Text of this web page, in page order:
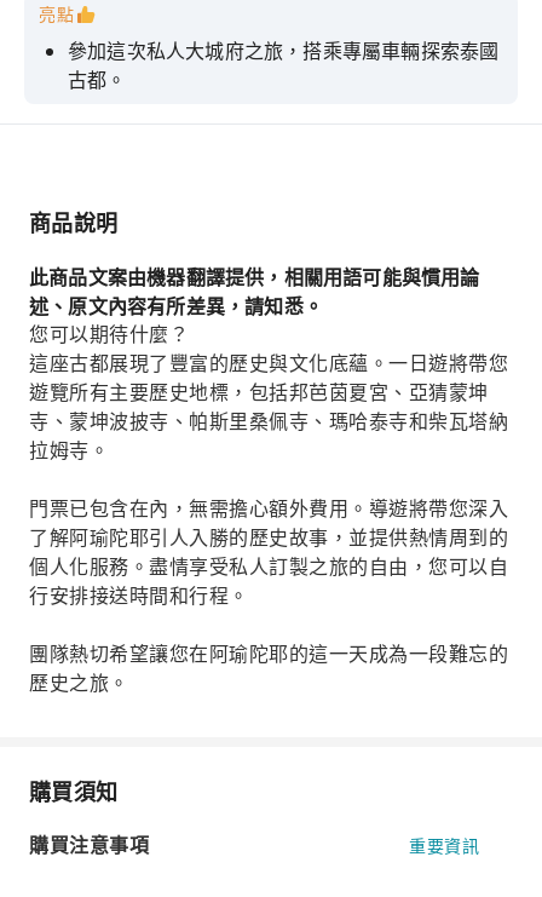
亮點
參加這次私人大城府之旅，搭乘專屬車輛探索泰國
古都。
商品說明
此商品文案由機器翻譯提供，相關用語可能與慣用論
述、原文內容有所差異，請知悉。
您可以期待什麼？
這座古都展現了豐富的歷史與文化底蘊。一日遊將帶您
遊覽所有主要歷史地標，包括邦芭茵夏宮、亞猜蒙坤
寺、蒙坤波披寺、帕斯里桑佩寺、瑪哈泰寺和柴瓦塔納
拉姆寺。
門票已包含在內，無需擔心額外費用。導遊將帶您深入
了解阿瑜陀耶引人入勝的歷史故事，並提供熱情周到的
個人化服務。盡情享受私人訂製之旅的自由，您可以自
行安排接送時間和行程。
團隊熱切希望讓您在阿瑜陀耶的這一天成為一段難忘的
歷史之旅。
購買須知
購買注意事項 重要資訊